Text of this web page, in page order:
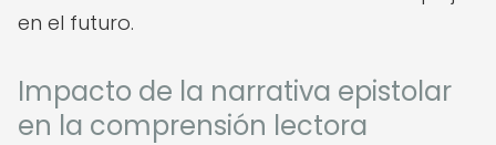
en el futuro.
Impacto de la narrativa epistolar
en la comprensión lectora